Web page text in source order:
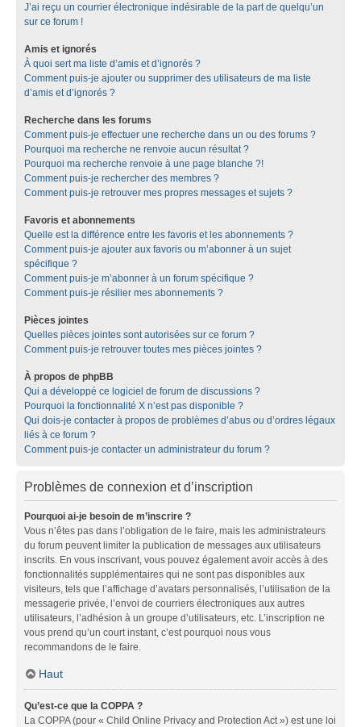
J’ai reçu un courrier électronique indésirable de la part de quelqu’un
sur ce forum !
Amis et ignorés
À quoi sert ma liste d’amis et d’ignorés ?
Comment puis-je ajouter ou supprimer des utilisateurs de ma liste
d’amis et d’ignorés ?
Recherche dans les forums
Comment puis-je effectuer une recherche dans un ou des forums ?
Pourquoi ma recherche ne renvoie aucun résultat ?
Pourquoi ma recherche renvoie à une page blanche ?!
Comment puis-je rechercher des membres ?
Comment puis-je retrouver mes propres messages et sujets ?
Favoris et abonnements
Quelle est la différence entre les favoris et les abonnements ?
Comment puis-je ajouter aux favoris ou m’abonner à un sujet
spécifique ?
Comment puis-je m’abonner à un forum spécifique ?
Comment puis-je résilier mes abonnements ?
Pièces jointes
Quelles pièces jointes sont autorisées sur ce forum ?
Comment puis-je retrouver toutes mes pièces jointes ?
À propos de phpBB
Qui a développé ce logiciel de forum de discussions ?
Pourquoi la fonctionnalité X n’est pas disponible ?
Qui dois-je contacter à propos de problèmes d’abus ou d’ordres légaux
liés à ce forum ?
Comment puis-je contacter un administrateur du forum ?
Problèmes de connexion et d’inscription
Pourquoi ai-je besoin de m’inscrire ?
Vous n’êtes pas dans l’obligation de le faire, mais les administrateurs
du forum peuvent limiter la publication de messages aux utilisateurs
inscrits. En vous inscrivant, vous pouvez également avoir accès à des
fonctionnalités supplémentaires qui ne sont pas disponibles aux
visiteurs, tels que l’affichage d’avatars personnalisés, l’utilisation de la
messagerie privée, l’envoi de courriers électroniques aux autres
utilisateurs, l’adhésion à un groupe d’utilisateurs, etc. L’inscription ne
vous prend qu’un court instant, c’est pourquoi nous vous
recommandons de le faire.
Haut
Qu’est-ce que la COPPA ?
La COPPA (pour « Child Online Privacy and Protection Act ») est une loi